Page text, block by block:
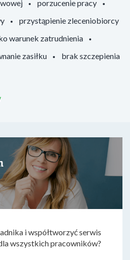
porzucenie pracy
przystąpienie zleceniobiorcy
warunek zatrudnienia
zasiłku
brak szczepienia
i współtworzyć serwis
wszystkich pracowników?